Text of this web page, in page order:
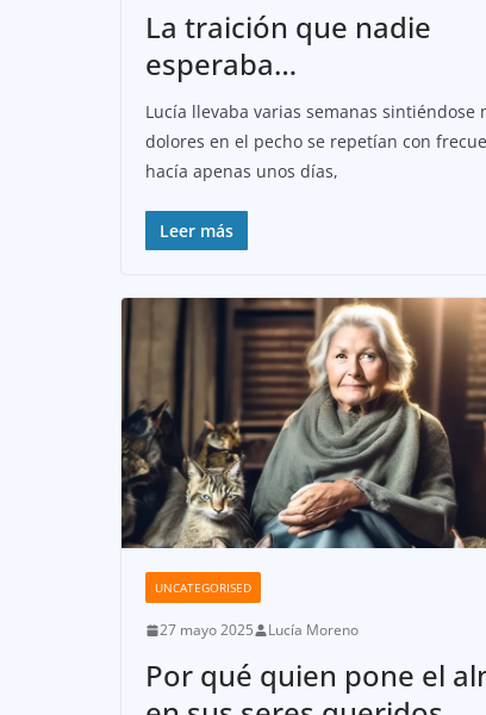
La traición que nadie
esperaba…
Lucía llevaba varias semanas sintiéndose
dolores en el pecho se repetían con
hacía apenas unos días,
Leer más
UNCATEGORISED
27 mayo 2025 Lucía Moreno
Por qué quien pone el